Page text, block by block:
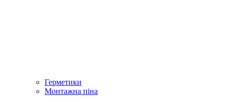
Герметики
Монтажна піна